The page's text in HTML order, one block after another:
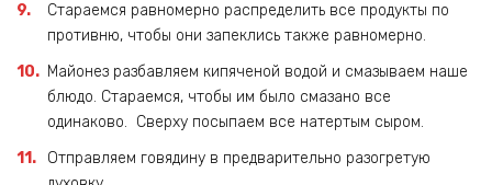
Стараемся равномерно распределить все продукты по
противню, чтобы они запеклись также равномерно.
Майонез разбавляем кипяченой водой и смазываем наше
блюдо. Стараемся, чтобы им было смазано все
одинаково. Сверху посыпаем все натертым сыром.
Отправляем говядину в предварительно разогретую